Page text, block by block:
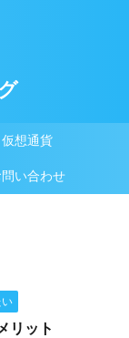
仮想通貨
問い合わせ
リット